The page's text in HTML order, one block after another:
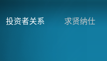
投资者关系 求贤纳仕